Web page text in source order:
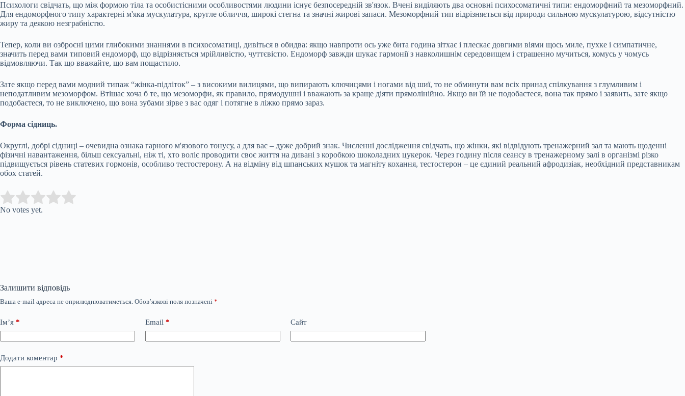
Психологи свідчать, що між формою тіла та особистісними особливостями людини існує безпосередній зв'язок. Вчені виділяють два основні психосоматичні типи: ендоморфний та мезоморфний.
Для ендоморфного типу характерні м'яка мускулатура, кругле обличчя, широкі стегна та значні жирові запаси. Мезоморфний тип відрізняється від природи сильною мускулатурою, відсутністю
жиру та деякою незграбністю.
Тепер, коли ви озброєні цими глибокими знаннями в психосоматиці, дивіться в обидва: якщо навпроти ось уже бита година зітхає і плескає довгими віями щось миле, пухке і симпатичне,
значить перед вами типовий ендоморф, що відрізняється мрійливістю, чуттєвістю. Ендоморф завжди шукає гармонії з навколишнім середовищем і страшенно мучиться, комусь у чомусь
відмовляючи. Так що вважайте, що вам пощастило.
Зате якщо перед вами модний типаж “жінка-підліток” – з високими вилицями, що випирають ключицями і ногами від шиї, то не обминути вам всіх принад спілкування з глумливим і
неподатливим мезоморфом. Втішає хоча б те, що мезоморфи, як правило, прямодушні і вважають за краще діяти прямолінійно. Якщо ви їй не подобаєтеся, вона так прямо і заявить, зате якщо
подобаєтеся, то не виключено, що вона зубами зірве з вас одяг і потягне в ліжко прямо зараз.
Форма сідниць.
Округлі, добрі сідниці – очевидна ознака гарного м'язового тонусу, а для вас – дуже добрий знак. Численні дослідження свідчать, що жінки, які відвідують тренажерний зал та мають щоденні
фізичні навантаження, більш сексуальні, ніж ті, хто воліє проводити своє життя на дивані з коробкою шоколадних цукерок. Через годину після сеансу в тренажерному залі в організмі різко
підвищується рівень статевих гормонів, особливо тестостерону. А на відміну від шпанських мушок та магніту кохання, тестостерон – це єдиний реальний афродизіак, необхідний представникам
обох статей.
Rate this item:
No votes yet.
Залишити відповідь
Ваша e-mail адреса не оприлюднюватиметься. Обов’язкові поля позначені *
Ім’я * Email * Сайт
Додати коментар *